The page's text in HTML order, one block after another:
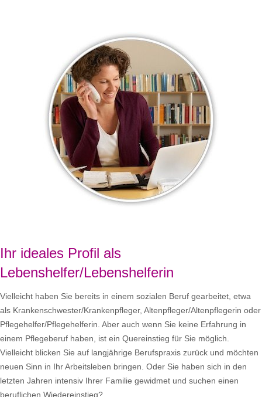
Ihr ideales Profil als
Lebenshelfer/Lebenshelferin
Vielleicht haben Sie bereits in einem sozialen Beruf gearbeitet, etwa
als Krankenschwester/Krankenpfleger, Altenpfleger/Altenpflegerin oder
Pflegehelfer/Pflegehelferin. Aber auch wenn Sie keine Erfahrung in
einem Pflegeberuf haben, ist ein Quereinstieg für Sie möglich.
Vielleicht blicken Sie auf langjährige Berufspraxis zurück und möchten
neuen Sinn in Ihr Arbeitsleben bringen. Oder Sie haben sich in den
letzten Jahren intensiv Ihrer Familie gewidmet und suchen einen
beruflichen Wiedereinstieg?